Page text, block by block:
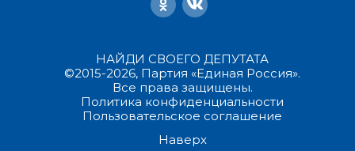
НАЙДИ СВОЕГО ДЕПУТАТА
©2015-2026, Партия «Единая Россия».
Все права защищены.
Политика конфиденциальности
Пользовательское соглашение
Наверх